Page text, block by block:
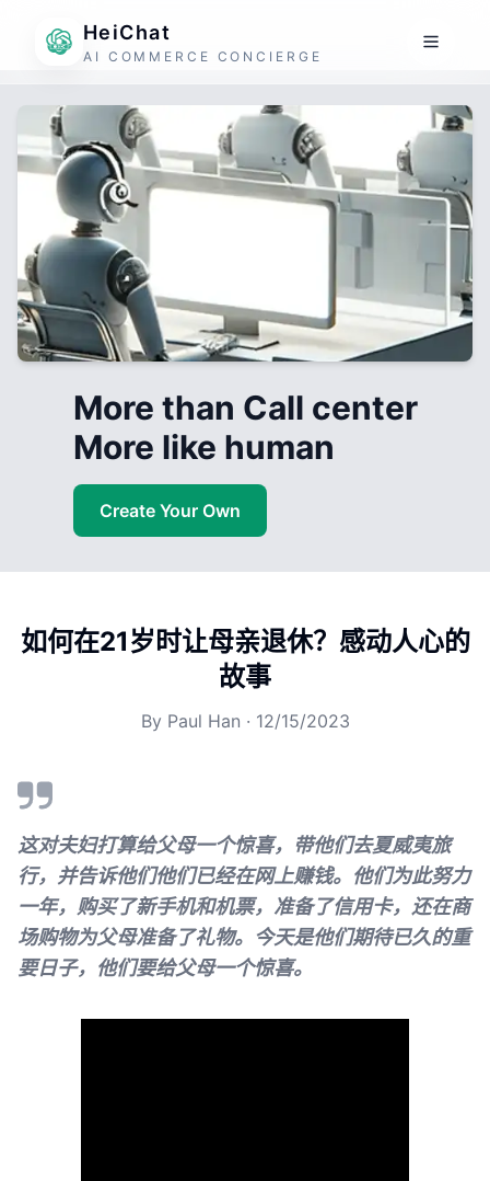
HeiChat
AI COMMERCE CONCIERGE
More than Call center
More like human
Create Your Own
如何在21岁时让母亲退休？感动人心的
故事
By Paul Han · 12/15/2023
这对夫妇打算给父母一个惊喜，带他们去夏威夷旅
行，并告诉他们他们已经在网上赚钱。他们为此努力
一年，购买了新手机和机票，准备了信用卡，还在商
场购物为父母准备了礼物。今天是他们期待已久的重
要日子，他们要给父母一个惊喜。